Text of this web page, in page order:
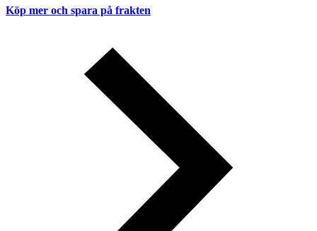
Köp mer och spara på frakten